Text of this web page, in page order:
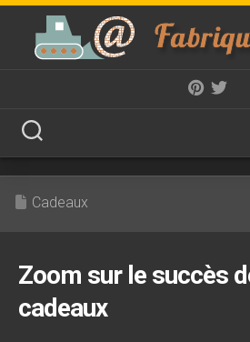
Skip
content
Cadeaux
Zoom sur le succès
cadeaux